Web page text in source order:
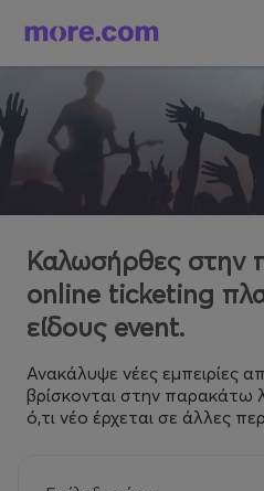
Καλωσήρθες στην
online ticketing
είδους event.
Ανακάλυψε νέες εμπειρίες
βρίσκονται στην παρακάτω
ό,τι νέο έρχεται σε άλλες